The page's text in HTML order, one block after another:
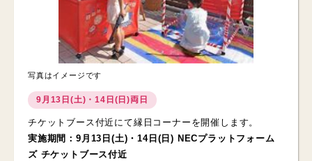
写真はイメージです
9月13日(土)・14日(日)両日
チケットブース付近にて縁日コーナーを開催します。
実施期間：9月13日(土)・14日(日) NECプラットフォーム
ズ チケットブース付近